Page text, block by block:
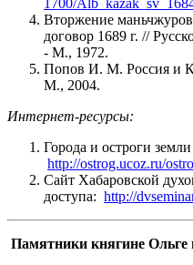
1700/
Вторжение
договор 1689 г. //
- М., 1972.
Попов И. М. Россия и
М., 2004.
Интернет-ресурсы:
Города и остроги
http://ostrog.ucoz.ru/
Сайт Хабаровской
доступа: http://
Памятники княгине Ольге